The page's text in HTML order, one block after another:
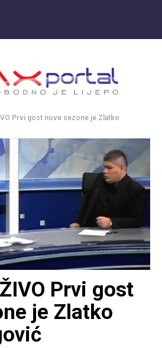
Prvi gost nove sezone je Zlatko
Prvi gost
je Zlatko